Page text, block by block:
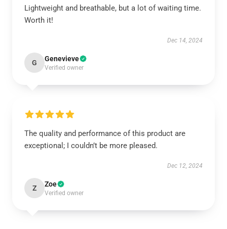
Lightweight and breathable, but a lot of waiting time.
Worth it!
Dec 14, 2024
G Genevieve
Verified owner
The quality and performance of this product are
exceptional; I couldn’t be more pleased.
Dec 12, 2024
Z Zoe
Verified owner